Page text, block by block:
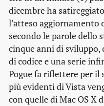
dicembre ha
l’atteso aggiornamento
secondo le parole dello
cinque anni di
di codice e una serie
Pogue fa riflettere per il
più evidenti di Vista
con quelle di Mac OS X